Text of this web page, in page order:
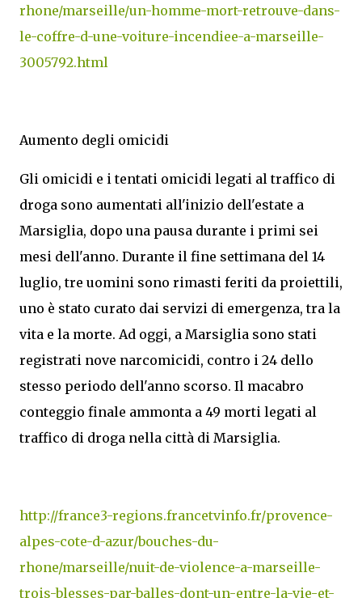
rhone/marseille/un-homme-mort-retrouve-dans-
le-coffre-d-une-voiture-incendiee-a-marseille-
3005792.html
Aumento degli omicidi
Gli omicidi e i tentati omicidi legati al traffico di
droga sono aumentati all'inizio dell'estate a
Marsiglia, dopo una pausa durante i primi sei
mesi dell'anno. Durante il fine settimana del 14
luglio, tre uomini sono rimasti feriti da proiettili,
uno è stato curato dai servizi di emergenza, tra la
vita e la morte. Ad oggi, a Marsiglia sono stati
registrati nove narcomicidi, contro i 24 dello
stesso periodo dell'anno scorso. Il macabro
conteggio finale ammonta a 49 morti legati al
traffico di droga nella città di Marsiglia.
http://france3-regions.francetvinfo.fr/provence-
alpes-cote-d-azur/bouches-du-
rhone/marseille/nuit-de-violence-a-marseille-
trois-blesses-par-balles-dont-un-entre-la-vie-et-